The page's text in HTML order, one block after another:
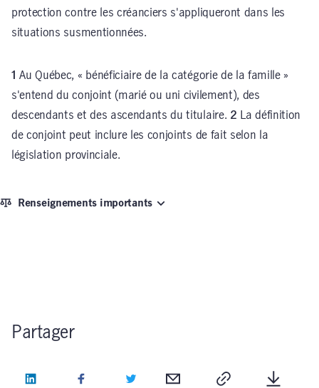
protection contre les créanciers s'appliqueront dans les
situations susmentionnées.
1 Au Québec, « bénéficiaire de la catégorie de la famille »
s'entend du conjoint (marié ou uni civilement), des
descendants et des ascendants du titulaire. 2 La définition
de conjoint peut inclure les conjoints de fait selon la
législation provinciale.
Renseignements importants
Partager
LinkedIn Facebook Twitter Courriel